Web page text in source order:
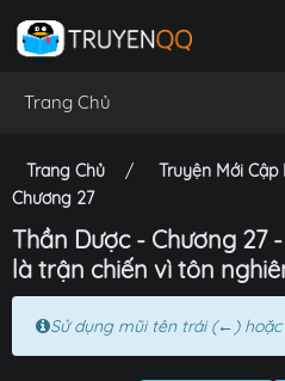
Trang Chủ
Trang Chủ Truyện Mới Cập
Chương 27
Thần Dược - Chương 27
là trận chiến vì tôn
Sử dụng mũi tên trái (←)